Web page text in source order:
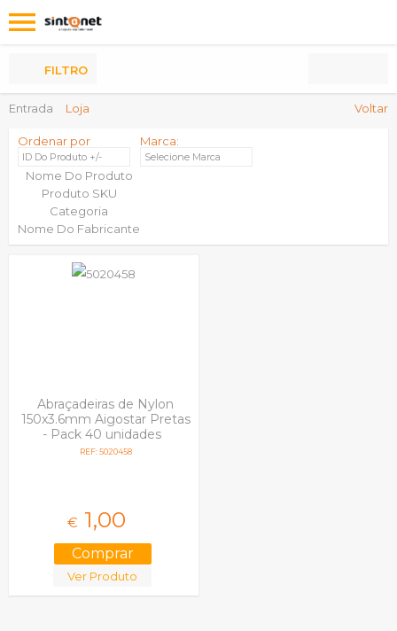
Entrada Loja Voltar
FILTRO
Ordenar por
ID Do Produto +/-
Nome Do Produto
Produto SKU
Categoria
Nome Do Fabricante
Marca:
Selecione Marca
Abraçadeiras de Nylon
150x3.6mm Aigostar Pretas
- Pack 40 unidades
REF: 5020458
€ 1,00
Ver Produto